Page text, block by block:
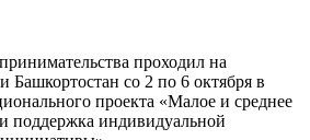
проходил на
Башкортостан со 2 по 6 октября в
проекта «Малое и среднее
поддержка индивидуальной